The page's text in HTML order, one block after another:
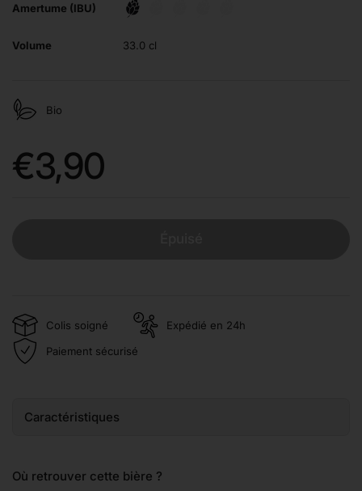
Amertume (IBU)
Volume 33.0 cl
Bio
Prix:
€3,90
Colis soigné
Expédié en 24h
Paiement sécurisé
Caractéristiques
Où retrouver cette bière ?